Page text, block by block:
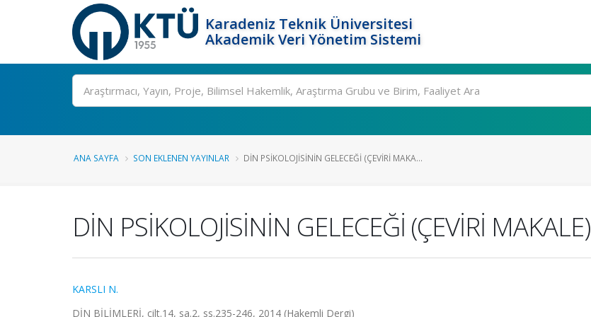
Karadeniz Teknik Üniversitesi
Akademik Veri Yönetim Sistemi
Ara
ANA SAYFA SON EKLENEN YAYINLAR DİN PSİKOLOJİSİNİN GELECEĞİ (ÇEVİRİ MAKA...
DİN PSİKOLOJİSİNİN GELECEĞİ (ÇEVİRİ MAKALE)
KARSLI N.
DİN BİLİMLERİ, cilt.14, sa.2, ss.235-246, 2014 (Hakemli Dergi)